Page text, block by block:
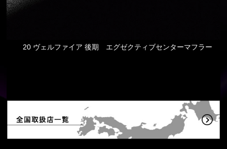
20 ヴェルファイア 後期 エグゼクティブセンターマフラー